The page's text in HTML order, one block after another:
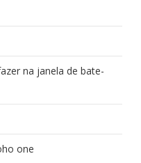
na janela de bate-
one